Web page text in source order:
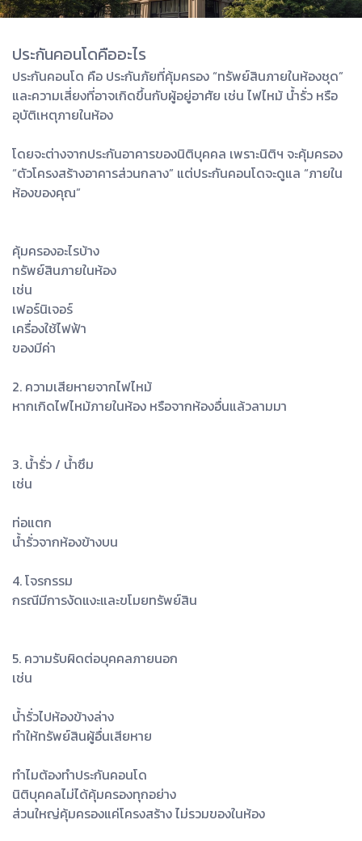
ประกันคอนโดคืออะไร
ประกันคอนโด คือ ประกันภัยที่คุ้มครอง “ทรัพย์สินภายในห้องชุด”
และความเสี่ยงที่อาจเกิดขึ้นกับผู้อยู่อาศัย เช่น ไฟไหม้ น้ำรั่ว หรือ
อุบัติเหตุภายในห้อง
โดยจะต่างจากประกันอาคารของนิติบุคคล เพราะนิติฯ จะคุ้มครอง
“ตัวโครงสร้างอาคารส่วนกลาง” แต่ประกันคอนโดจะดูแล “ภายใน
ห้องของคุณ”
คุ้มครองอะไรบ้าง
ทรัพย์สินภายในห้อง
เช่น
เฟอร์นิเจอร์
เครื่องใช้ไฟฟ้า
ของมีค่า
2. ความเสียหายจากไฟไหม้
หากเกิดไฟไหม้ภายในห้อง หรือจากห้องอื่นแล้วลามมา
3. น้ำรั่ว / น้ำซึม
เช่น
ท่อแตก
น้ำรั่วจากห้องข้างบน
4. โจรกรรม
กรณีมีการงัดแงะและขโมยทรัพย์สิน
5. ความรับผิดต่อบุคคลภายนอก
เช่น
น้ำรั่วไปห้องข้างล่าง
ทำให้ทรัพย์สินผู้อื่นเสียหาย
ทำไมต้องทำประกันคอนโด
นิติบุคคลไม่ได้คุ้มครองทุกอย่าง
ส่วนใหญ่คุ้มครองแค่โครงสร้าง ไม่รวมของในห้อง